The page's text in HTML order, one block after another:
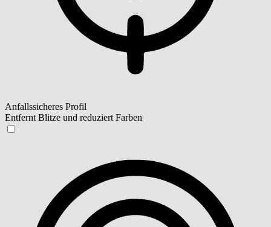
Anfallssicheres Profil
Entfernt Blitze und reduziert Farben